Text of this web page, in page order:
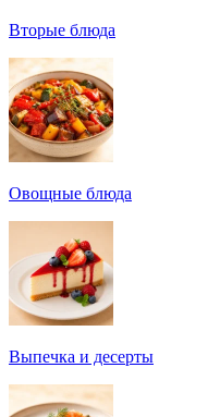
Вторые блюда
Овощные блюда
Выпечка и десерты